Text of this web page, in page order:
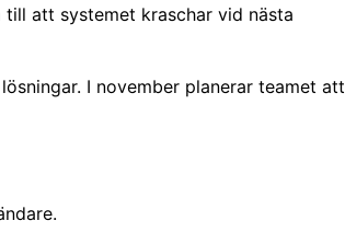
att systemet kraschar vid nästa
I november planerar teamet att